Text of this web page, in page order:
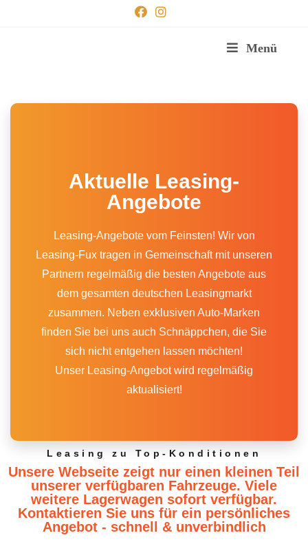
Menü
Aktuelle Leasing-
Angebote
Leasing-Angebote vom Feinsten! Wir von
Leasing-Fux tragen in Gemeinschaft mit unseren
Partnern regelmäßig die besten Angebote aus
dem gesamten deutschen Leasingmarkt
zusammen. Neben exklusiven Auto-Marken
finden Sie bei uns auch Schnäppchen, die Sie
sich nicht entgehen lassen möchten!
Unser Leasing-Angebot wird regelmäßig
aktualisiert!
Leasing zu Top-Konditionen
Unsere Webseite zeigt nur einen kleinen Teil
unserer verfügbaren Fahrzeuge. Viele
weitere Lagerwagen sofort verfügbar.
Kontaktieren Sie uns für ein persönliches
Angebot - schnell & unverbindlich